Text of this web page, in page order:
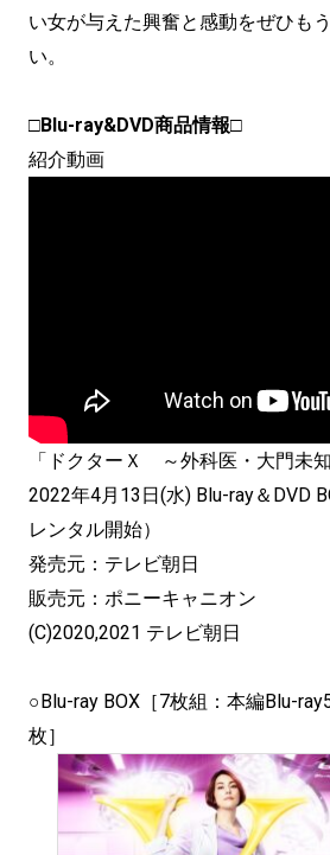
い女が与えた興奮と感動をぜひも
い。
□Blu-ray&DVD商品情報□
紹介動画
「ドクターＸ ～外科医・大門未
2022年4月13日(水) Blu-ray＆DVD
レンタル開始）
発売元：テレビ朝日
販売元：ポニーキャニオン
(C)2020,2021 テレビ朝日
○Blu-ray BOX［7枚組：本編Blu-
枚］